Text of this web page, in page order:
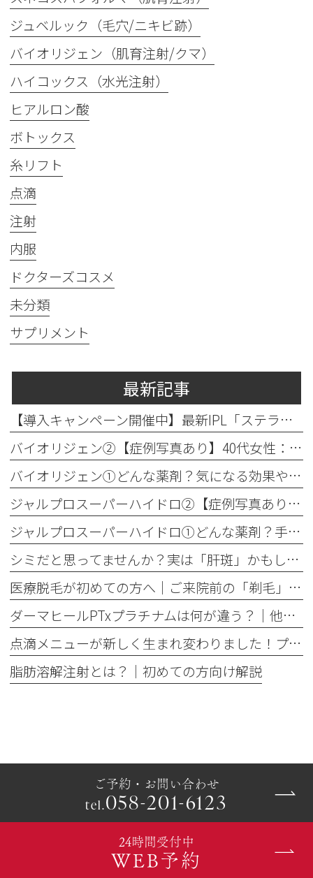
ジュベルック（毛穴/ニキビ跡）
バイオリジェン（肌育注射/クマ）
ハイコックス（水光注射）
ヒアルロン酸
ボトックス
糸リフト
点滴
注射
内服
ドクターズコスメ
未分類
サプリメント
最新記事
【導入キャンペーン開催中】最新IPL「ステラM22」で透明感のある素肌へ
バイオリジェン②【症例写真あり】40代女性：目元の小じわ改善
バイオリジェン①どんな薬剤？気になる効果やダウンタイムについて解説
ジャルプロスーパーハイドロ②【症例写真あり】50代女性：ほうれい線・口横たるみ改善【手打ち注射】
ジャルプロスーパーハイドロ①どんな薬剤？手打ちとハイコックスの違いも解説
シミだと思ってませんか？実は「肝斑」かもしれません
医療脱毛が初めての方へ│ご来院前の「剃毛」がとても大切な理由
ダーマヒールPTxプラチナムは何が違う？│他の肌育製剤との違いを解説
点滴メニューが新しく生まれ変わりました！プレミアム美容点滴・プレミアム疲労回復点滴がスタート
脂肪溶解注射とは？｜初めての方向け解説
ご予約・お問い合わせ
tel.058-201-6123
24時間受付中
WEB予約